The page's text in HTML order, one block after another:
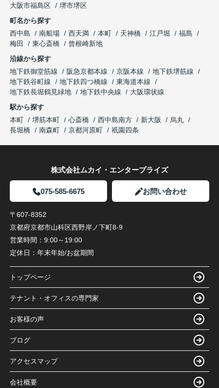
大阪市福島区
堺市堺区
町名から探す
西中島
南船場 西天満 本町 天神橋 江戸堀
福島
梅田
東心斎橋
曾根崎新地
沿線から探す
地下鉄御堂筋線
阪急京都本線 京阪本線
地下鉄堺筋線
地下鉄谷町線
地下鉄四つ橋線
東海道本線
地下鉄長堀鶴見緑地
地下鉄中央線
大阪環状線
駅から探す
本町
堺筋本町 心斎橋 西中島南方 新大阪
烏丸
長堀橋
南森町 京都河原町 祇園四条
株式会社ムカイ・エンタープライズ
075-585-6675 お問い合わせ
〒607-8352
京都府京都市山科区西野岸ノ下町8-9
営業時間： 9:00～19:00
定休日： 年末年始/お盆期間
トップページ
テナント・オフィスの専門家
お客様の声
ブログ
アクセスマップ
会社概要